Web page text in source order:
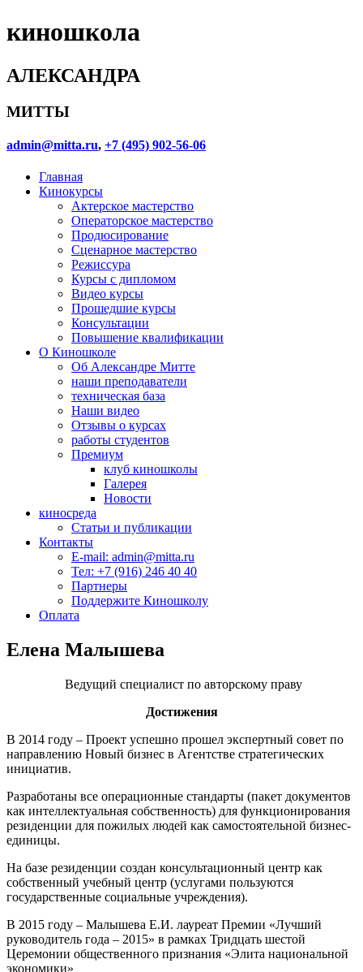
киношкола
АЛЕКСАНДРА
МИТТЫ
admin@mitta.ru, +7 (495) 902-56-06
Главная
Кинокурсы
Актерское мастерство
Операторское мастерство
Продюсирование
Сценарное мастерство
Режиссура
Курсы с дипломом
Видео курсы
Прошедшие курсы
Консультации
Повышение квалификации
О Киношколе
Об Александре Митте
наши преподаватели
техническая база
Наши видео
Отзывы о курсах
работы студентов
Премиум
клуб киношколы
Галерея
Новости
киносреда
Статьи и публикации
Контакты
E-mail: admin@mitta.ru
Тел: +7 (916) 246 40 40
Партнеры
Поддержите Киношколу
Оплата
Елена Малышева
Ведущий специалист по авторскому праву
Достижения
В 2014 году – Проект успешно прошел экспертный совет по
направлению Новый бизнес в Агентстве стратегических
инициатив.
Разработаны все операционные стандарты (пакет документов
как интеллектуальная собственность) для функционирования
резиденции для пожилых людей как самостоятельной бизнес-
единицы.
На базе резиденции создан консультационный центр как
собственный учебный центр (услугами пользуются
государственные социальные учреждения).
В 2015 году – Малышева Е.И. лауреат Премии «Лучший
руководитель года – 2015» в рамках Тридцать шестой
Церемонии общественного признания «Элита национальной
экономики»